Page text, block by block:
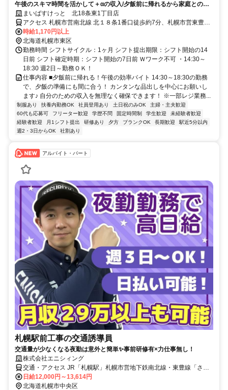
午後のスキマ時間を活かして＋αの収入/夕飯前に帰れるから家庭との両
立も◎。
まいばすけっと 北18条東1丁目店
アクセス 札幌市営南北線 北１８条1番口徒歩約7分、札幌市営東豊線
北１３条東2番口徒歩約12分、札幌市営南北線 北２４条3番口徒歩約
16分
時給1,170円以上
北海道札幌市東区
勤務時間 シフトサイクル：1ヶ月 シフト提出期限：シフト開始の14
日前 シフト確定時期：シフト開始の7日前 Ｗワーク不可 ・14:30～
18:30 週2日～勤務ＯＫ！
仕事内容 ■夕飯前に帰れる！午後の効率バイト 14:30～18:30の勤務
で、夕飯の準備にも間に合う！ カンタンな品出しを中心にお願いし
ます♪ 自分のための収入を無理なく確保できます！ ※一部レジ業務...
制服あり 扶養内勤務OK 社員登用あり 土日祝のみOK
主婦・主夫歓迎
60代も応募可
フリーター歓迎 学歴不問 固定時間制 学生歓迎
未経験者歓迎
経験者歓迎
月1シフト提出 研修あり 夕方 ブランクOK 長期歓迎
駅近5分以内
週2・3日からOK
社割あり
アルバイト・パート
札幌駅前工事の交通誘導員
交通量が少なくなる夜勤は意外と簡単✨事前研修有×力仕事無し！
株式会社エニシィング
交通・アクセス JR「札幌駅」札幌市営地下鉄南北線・東豊線「さっ
ぽろ駅」徒歩1分
日給12,000円～13,614円
北海道札幌市中央区